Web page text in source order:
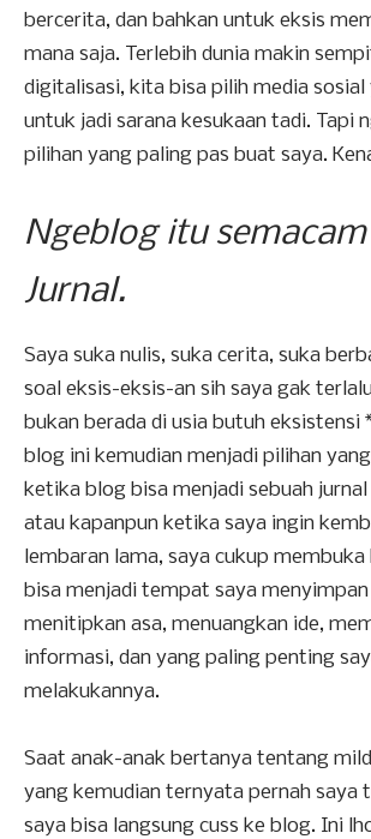
bercerita, dan bahkan untuk eksis
mana saja. Terlebih dunia makin
digitalisasi, kita bisa pilih media sosial
untuk jadi sarana kesukaan tadi. Tapi
pilihan yang paling pas buat saya.
Ngeblog itu
Jurnal.
Saya suka nulis, suka cerita, suka
soal eksis-eksis-an sih saya gak
bukan berada di usia butuh eksistensi
blog ini kemudian menjadi pilihan
ketika blog bisa menjadi sebuah
atau kapanpun ketika saya ingin
lembaran lama, saya cukup
bisa menjadi tempat saya menyimpan
menitipkan asa, menuangkan ide,
informasi, dan yang paling penting
melakukannya.
Saat anak-anak bertanya tentang
yang kemudian ternyata pernah saya
saya bisa langsung cuss ke blog. Ini